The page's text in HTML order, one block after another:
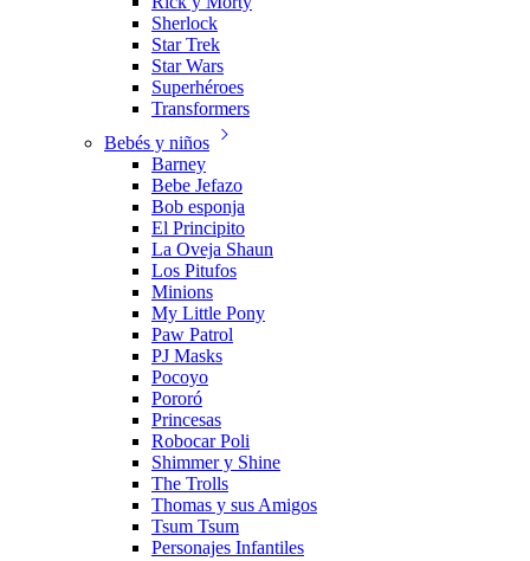
Sherlock
Star Trek
Star Wars
Superhéroes
Transformers
Bebés y niños
Barney
Bebe Jefazo
Bob esponja
El Principito
La Oveja Shaun
Los Pitufos
Minions
My Little Pony
Paw Patrol
PJ Masks
Pocoyo
Pororó
Princesas
Robocar Poli
Shimmer y Shine
The Trolls
Thomas y sus Amigos
Tsum Tsum
Personajes Infantiles